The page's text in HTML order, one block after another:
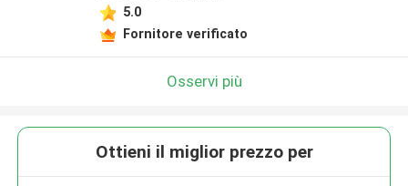
5.0
Fornitore verificato
Osservi più
Ottieni il miglior prezzo per